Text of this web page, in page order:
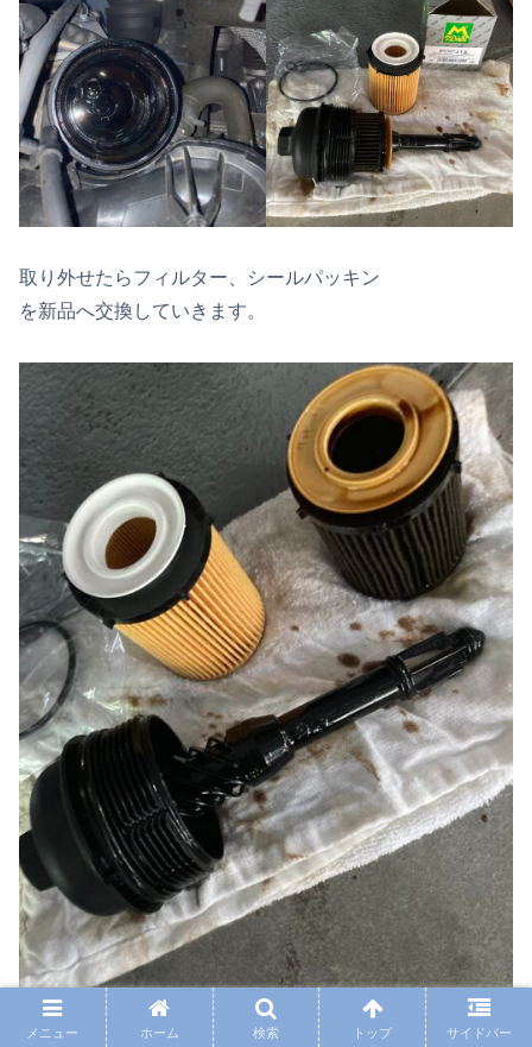
取り外せたらフィルター、シールパッキン
を新品へ交換していきます。
メニュー ホーム 検索 トップ サイドバー